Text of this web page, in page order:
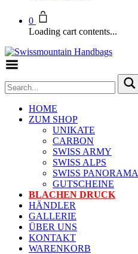
0
Loading cart contents...
HOME
ZUM SHOP
UNIKATE
CARBON
SWISS ARMY
SWISS ALPS
SWISS PANORAMA
GUTSCHEINE
BLACHEN DRUCK
HÄNDLER
GALLERIE
ÜBER UNS
KONTAKT
WARENKORB